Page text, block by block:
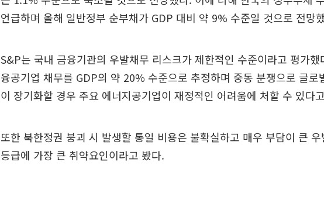
언급하며 올해 일반정부 순부채가 GDP 대비 약 9% 수준일 것으로 전망
S&P는 국내 금융기관의 우발채무 리스크가 제한적인 수준이라고 평가
융공기업 채무를 GDP의 약 20% 수준으로 추정하며 중동 분쟁으로 글로
이 장기화할 경우 주요 에너지공기업이 재정적인 어려움에 처할 수 있다
또한 북한정권 붕괴 시 발생할 통일 비용은 불확실하고 매우 부담이 큰
등급에 가장 큰 취약요인이라고 봤다.